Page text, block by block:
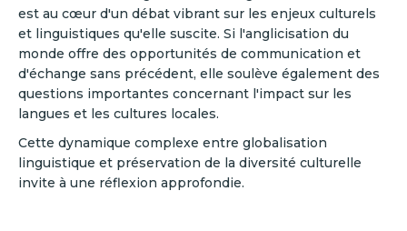
est au cœur d'un débat vibrant sur les enjeux culturels
et linguistiques qu'elle suscite. Si l'anglicisation du
monde offre des opportunités de communication et
d'échange sans précédent, elle soulève également des
questions importantes concernant l'impact sur les
langues et les cultures locales.
Cette dynamique complexe entre globalisation
linguistique et préservation de la diversité culturelle
invite à une réflexion approfondie.